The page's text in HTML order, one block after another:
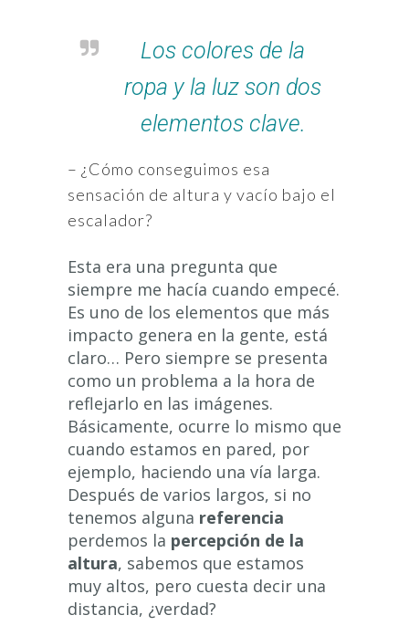
Los colores de la
ropa y la luz son dos
elementos clave.
– ¿Cómo conseguimos esa
sensación de altura y vacío bajo el
escalador?
Esta era una pregunta que
siempre me hacía cuando empecé.
Es uno de los elementos que más
impacto genera en la gente, está
claro… Pero siempre se presenta
como un problema a la hora de
reflejarlo en las imágenes.
Básicamente, ocurre lo mismo que
cuando estamos en pared, por
ejemplo, haciendo una vía larga.
Después de varios largos, si no
tenemos alguna referencia
perdemos la percepción de la
altura, sabemos que estamos
muy altos, pero cuesta decir una
distancia, ¿verdad?